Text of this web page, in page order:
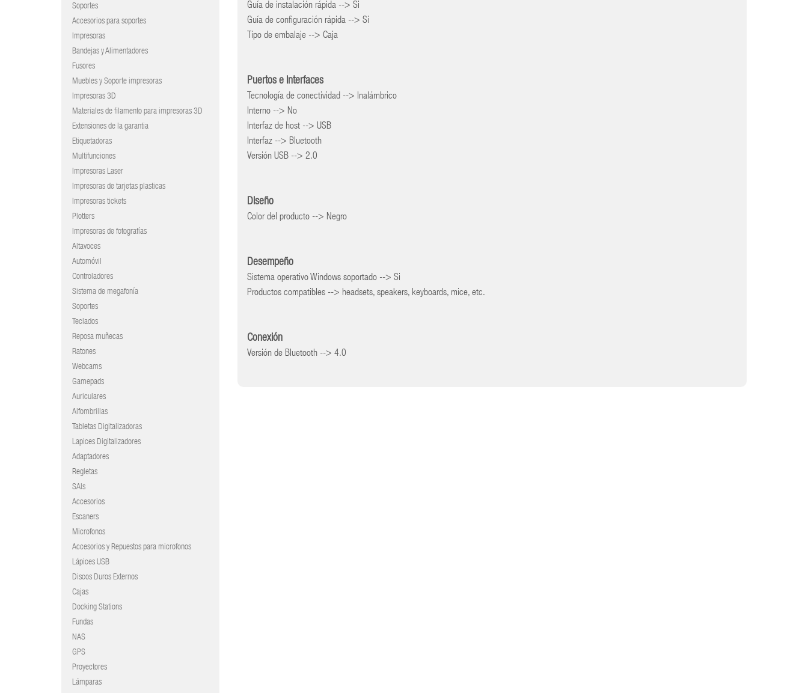
Soportes
Accesorios para soportes
Impresoras
Bandejas y Alimentadores
Fusores
Muebles y Soporte impresoras
Impresoras 3D
Materiales de filamento para impresoras 3D
Extensiones de la garantia
Etiquetadoras
Multifunciones
Impresoras Laser
Impresoras de tarjetas plasticas
Impresoras tickets
Plotters
Impresoras de fotografías
Altavoces
Automóvil
Controladores
Sistema de megafonía
Soportes
Teclados
Reposa muñecas
Ratones
Webcams
Gamepads
Auriculares
Alfombrillas
Tabletas Digitalizadoras
Lapices Digitalizadores
Adaptadores
Regletas
SAIs
Accesorios
Escaners
Microfonos
Accesorios y Repuestos para microfonos
Lápices USB
Discos Duros Externos
Cajas
Docking Stations
Fundas
NAS
GPS
Proyectores
Lámparas
Guía de instalación rápida --> Si
Guía de configuración rápida --> Si
Tipo de embalaje --> Caja
Puertos e Interfaces
Tecnología de conectividad --> Inalámbrico
Interno --> No
Interfaz de host --> USB
Interfaz --> Bluetooth
Versión USB --> 2.0
Diseño
Color del producto --> Negro
Desempeño
Sistema operativo Windows soportado --> Si
Productos compatibles --> headsets, speakers, keyboards, mice, etc.
Conexión
Versión de Bluetooth --> 4.0